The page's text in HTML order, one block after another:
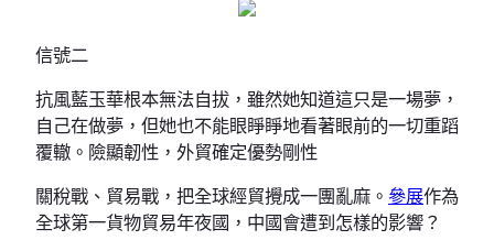
信號二
抗風藍玉華根本無法自拔，雖然她知道這只是一場夢，
自己在做夢，但她也不能眼睜睜地看著眼前的一切重蹈
覆轍。險顯韌性，外貿確定優勢剛性
關稅戰、貿易戰，把全球經貿攪成一團亂麻。 參展作為
全球第一貨物貿易年夜國，中國會遭到怎樣的影響？